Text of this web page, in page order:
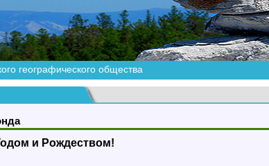
географического общества
и Рождеством!